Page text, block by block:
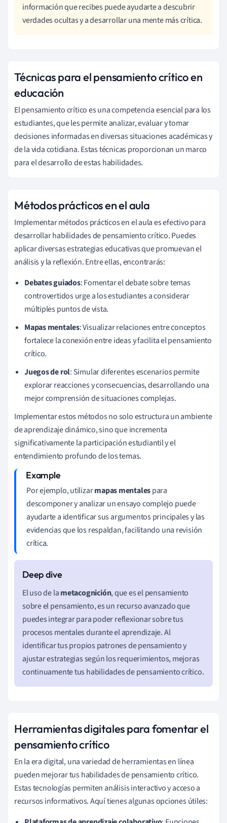
información que recibes puede ayudarte a descubrir
verdades ocultas y a desarrollar una mente más crítica.
Técnicas para el pensamiento crítico en
educación
El pensamiento crítico es una competencia esencial para los
estudiantes, que les permite analizar, evaluar y tomar
decisiones informadas en diversas situaciones académicas y
de la vida cotidiana. Estas técnicas proporcionan un marco
para el desarrollo de estas habilidades.
Métodos prácticos en el aula
Implementar métodos prácticos en el aula es efectivo para
desarrollar habilidades de pensamiento crítico. Puedes
aplicar diversas estrategias educativas que promuevan el
análisis y la reflexión. Entre ellas, encontrarás:
Debates guiados: Fomentar el debate sobre temas
controvertidos urge a los estudiantes a considerar
múltiples puntos de vista.
Mapas mentales: Visualizar relaciones entre conceptos
fortalece la conexión entre ideas y facilita el pensamiento
crítico.
Juegos de rol: Simular diferentes escenarios permite
explorar reacciones y consecuencias, desarrollando una
mejor comprensión de situaciones complejas.
Implementar estos métodos no solo estructura un ambiente
de aprendizaje dinámico, sino que incrementa
significativamente la participación estudiantil y el
entendimiento profundo de los temas.
Por ejemplo, utilizarmapas mentalespara
descomponer y analizar un ensayo complejo puede
ayudarte a identificar sus argumentos principales y las
evidencias que los respaldan, facilitando una revisión
crítica.
El uso de lametacognición, que es el pensamiento
sobre el pensamiento, es un recurso avanzado que
puedes integrar para poder reflexionar sobre tus
procesos mentales durante el aprendizaje. Al
identificar tus propios patrones de pensamiento y
ajustar estrategias según los requerimientos, mejoras
continuamente tus habilidades de pensamiento crítico.
Herramientas digitales para fomentar el
pensamiento crítico
En la era digital, una variedad de herramientas en línea
pueden mejorar tus habilidades de pensamiento crítico.
Estas tecnologías permiten análisis interactivo y acceso a
recursos informativos. Aquí tienes algunas opciones útiles: